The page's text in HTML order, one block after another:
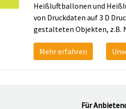
Heißluftballonen und
von Druckdaten auf 3 D
gestalteten Objekten, z.B.
Mehr erfahren
Für